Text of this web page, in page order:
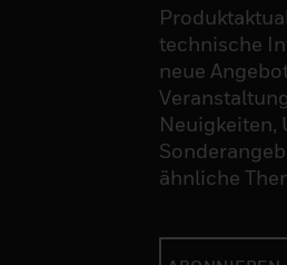
technische
neue
Neuigkeiten,
ähnliche